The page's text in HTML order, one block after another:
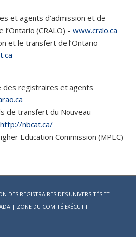
et agents d’admission et de
(CRALO) – www.cralo.ca
et le transfert de l’Ontario
des registraires et agents
de transfert du Nouveau-
http://nbcat.ca/
Education Commission (MPEC)
DES REGISTRAIRES DES UNIVERSITÉS ET
| ZONE DU COMITÉ EXÉCUTIF